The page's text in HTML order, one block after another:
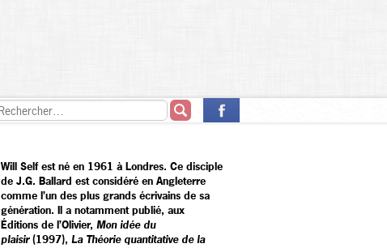
Will Self est né en 1961 à Londres. Ce disciple
de J.G. Ballard est considéré en Angleterre
comme l’un des plus grands écrivains de sa
génération. Il a notamment publié, aux
Éditions de l’Olivier, Mon idée du
plaisir(1997), La Théorie quantitative de la